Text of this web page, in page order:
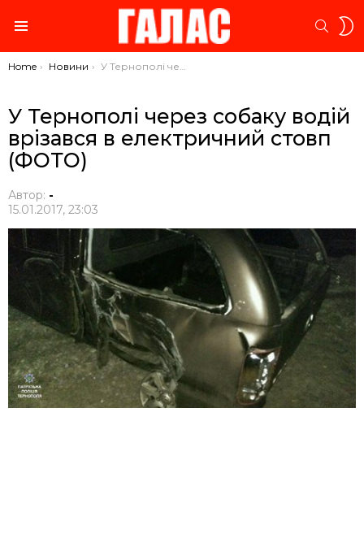
You are here:
Home Новини У Тернополі через собаку водій врізався в електричний стовп (ФОТО)
У Тернополі через собаку водій
врізався в електричний стовп
(ФОТО)
Автор: -
15.01.2017, 23:03